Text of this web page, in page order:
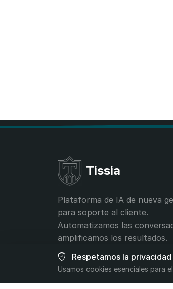
Tissia
Plataforma de IA de nueva
para soporte al cliente.
Automatizamos las
amplificamos los resultados.
contact@tissia.ai
Respetamos la
Usamos cookies esenciales para